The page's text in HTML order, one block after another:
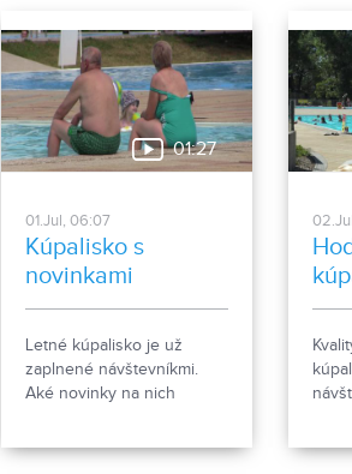
môžete v súvislosti s
plavárňou tešiť v tej zimnej,
vám priblíži nasledujúca
reportáž.
bola
01:27
01.Jul, 06:07
Kúpalisko s
novinkami
Letné kúpalisko je už
zaplnené návštevníkmi.
Aké novinky na nich